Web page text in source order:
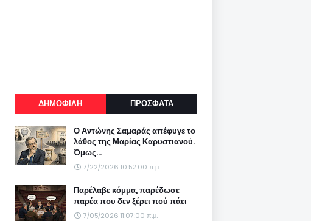
ΔΗΜΟΦΙΛΗ ΠΡΟΣΦΑΤΑ
Ο Αντώνης Σαμαράς απέφυγε το
λάθος της Μαρίας Καρυστιανού.
Όμως...
7/22/2026 10:52:00 π.μ.
Παρέλαβε κόμμα, παρέδωσε
παρέα που δεν ξέρει πού πάει
7/05/2026 11:07:00 π.μ.